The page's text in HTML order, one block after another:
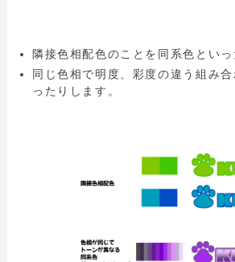
隣接色相配色のことを同系色といっ
同じ色相で明度、彩度の違う組み
ったりします。